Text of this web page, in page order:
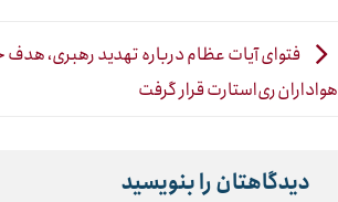
فتوای آیات عظام درباره تهدید رهبری، هدف
هواداران ری‌استارت قرار گرفت
دیدگاهتان را بنویسید